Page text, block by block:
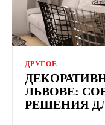
ДРУГОЕ
ЛЬВОВЕ:
РЕШЕНИЯ